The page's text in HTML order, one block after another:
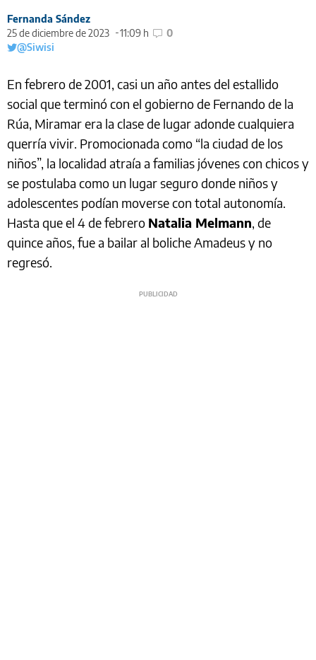
Fernanda Sández
25 de diciembre de 2023
11:09 h
0
@Siwisi
En febrero de 2001, casi un año antes del estallido
social que terminó con el gobierno de Fernando de la
Rúa, Miramar era la clase de lugar adonde cualquiera
querría vivir. Promocionada como “la ciudad de los
niños”, la localidad atraía a familias jóvenes con chicos y
se postulaba como un lugar seguro donde niños y
adolescentes podían moverse con total autonomía.
Hasta que el 4 de febrero Natalia Melmann, de
quince años, fue a bailar al boliche Amadeus y no
regresó.